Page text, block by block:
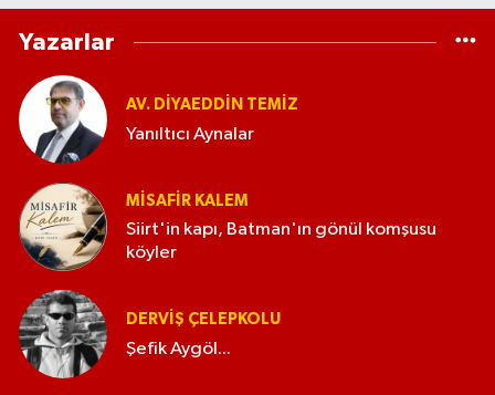
Yazarlar
AV. DIYAEDDIN TEMIZ
Yanıltıcı Aynalar
MISAFIR KALEM
Siirt'in kapı, Batman'ın gönül komşusu
köyler
DERVIŞ ÇELEPKOLU
Şefik Aygöl...